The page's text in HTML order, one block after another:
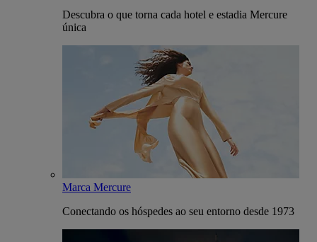
Descubra o que torna cada hotel e estadia Mercure
única
Marca Mercure
Conectando os hóspedes ao seu entorno desde 1973